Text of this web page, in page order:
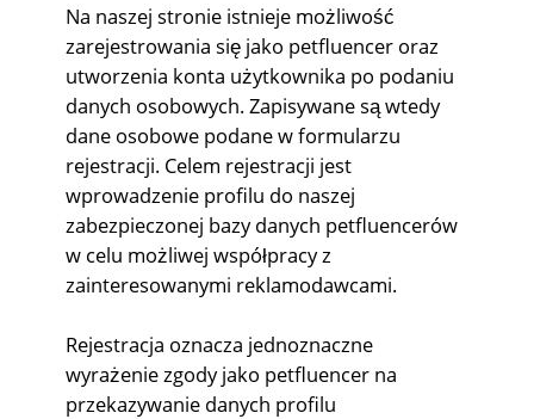
Na naszej stronie istnieje możliwość
zarejestrowania się jako petfluencer oraz
utworzenia konta użytkownika po podaniu
danych osobowych. Zapisywane są wtedy
dane osobowe podane w formularzu
rejestracji. Celem rejestracji jest
wprowadzenie profilu do naszej
zabezpieczonej bazy danych petfluencerów
w celu możliwej współpracy z
zainteresowanymi reklamodawcami.
Rejestracja oznacza jednoznaczne
wyrażenie zgody jako petfluencer na
przekazywanie danych profilu